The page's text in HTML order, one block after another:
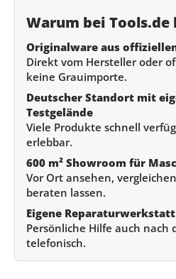
Warum bei Tools.de
Originalware aus
Direkt vom Hersteller oder
keine Grauimporte.
Deutscher Standort mit
Testgelände
Viele Produkte schnell
erlebbar.
600 m² Showroom für
Vor Ort ansehen,
beraten lassen.
Eigene
Persönliche Hilfe auch nach
telefonisch.